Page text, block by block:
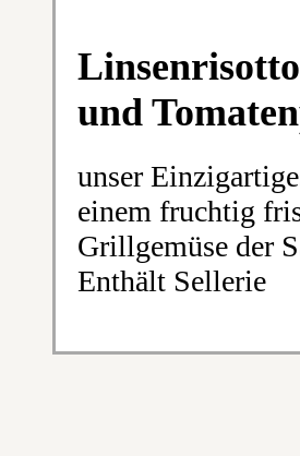
und
unser
einem fruchtig
Grillgemüse der
Enthält Sellerie